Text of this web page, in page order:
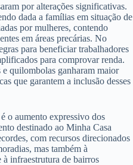
por alterações significativas.
dada a famílias em situação de
por mulheres, contendo
em áreas precárias. No
para beneficiar trabalhadores
para comprovar renda.
quilombolas ganharam maior
que garantem a inclusão desses
o aumento expressivo dos
destinado ao Minha Casa
com recursos direcionados
mas também à
infraestrutura de bairros